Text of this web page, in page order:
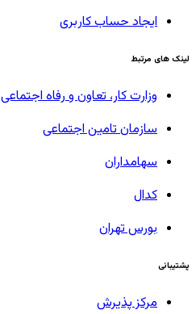
ایجاد حساب کاربری
لینک های مرتبط
وزارت کار، تعاون و رفاه اجتماعی
سازمان تامین اجتماعی
سهامداران
کدال
بورس تهران
پشتیبانی
مرکز پذیرش